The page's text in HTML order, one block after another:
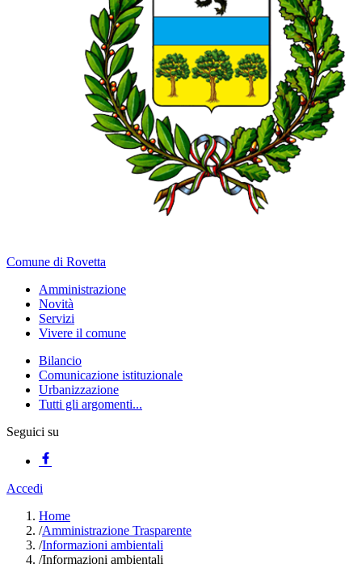
Comune di Rovetta
Amministrazione
Novità
Servizi
Vivere il comune
Bilancio
Comunicazione istituzionale
Urbanizzazione
Tutti gli argomenti...
Seguici su
Accedi
Home
/Amministrazione Trasparente
/Informazioni ambientali
/Informazioni ambientali